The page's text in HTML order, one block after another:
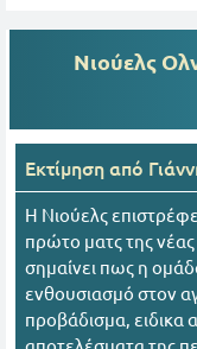
Νιούελς
Εκτίμηση από
Η Νιούελς
πρώτο ματς της
σημαίνει πως η
ενθουσιασμό στον
προβάδισμα, ειδικα